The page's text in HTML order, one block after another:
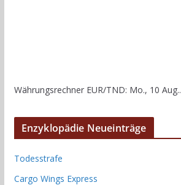
Währungsrechner EUR/TND: Mo., 10 Aug..
Enzyklopädie Neueinträge
Todesstrafe
Cargo Wings Express